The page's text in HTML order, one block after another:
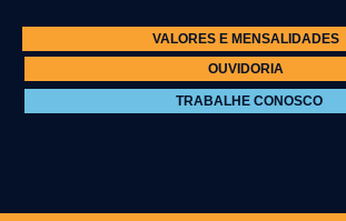
VALORES E MENSALIDADES
OUVIDORIA
TRABALHE CONOSCO